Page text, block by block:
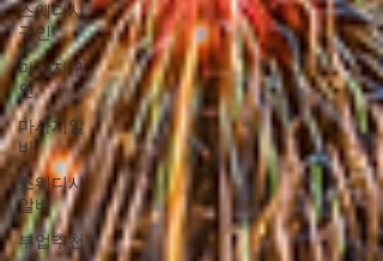
스웨디시
구인
마사지구
인
마사지알
바
스웨디시
알바
부업추천